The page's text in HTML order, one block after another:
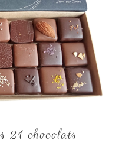
chocolats